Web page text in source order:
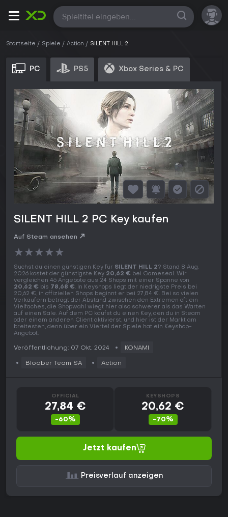
Alle
Startseite Spiele Action SILENT HILL 2
PC PS5 Xbox Series & PC
SILENT HILL 2 PC Key kaufen
Auf Steam ansehen
★★★★★
Suchst du einen günstigen Key für SILENT HILL 2? Stand 8 Aug.
2026 kostet der günstigste Key 20,62 € bei Gameseal. Wir
vergleichen 46 Angebote aus 24 Shops mit einer Spanne von
20,62 € bis 78,68 €. In Keyshops liegt der niedrigste Preis bei
20,62 €, in offiziellen Shops beginnt er bei 27,84 €. Bei so vielen
Verkäufern beträgt der Abstand zwischen den Extremen oft ein
Vielfaches, die Shopwahl wiegt hier also schwerer als das Warten
auf einen Sale. Auf dem PC kaufst du einen Key, den du in Steam
oder einem anderen Client aktivierst, und hier ist der Markt am
breitesten, denn über ein Viertel der Spiele hat ein Keyshop-
Angebot.
Veröffentlichung: 07 Okt. 2024 KONAMI
Bloober Team SA Action
OFFICIAL
27,84 €
-60%
KEYSHOPS
20,62 €
-70%
Jetzt kaufen
Preisverlauf anzeigen